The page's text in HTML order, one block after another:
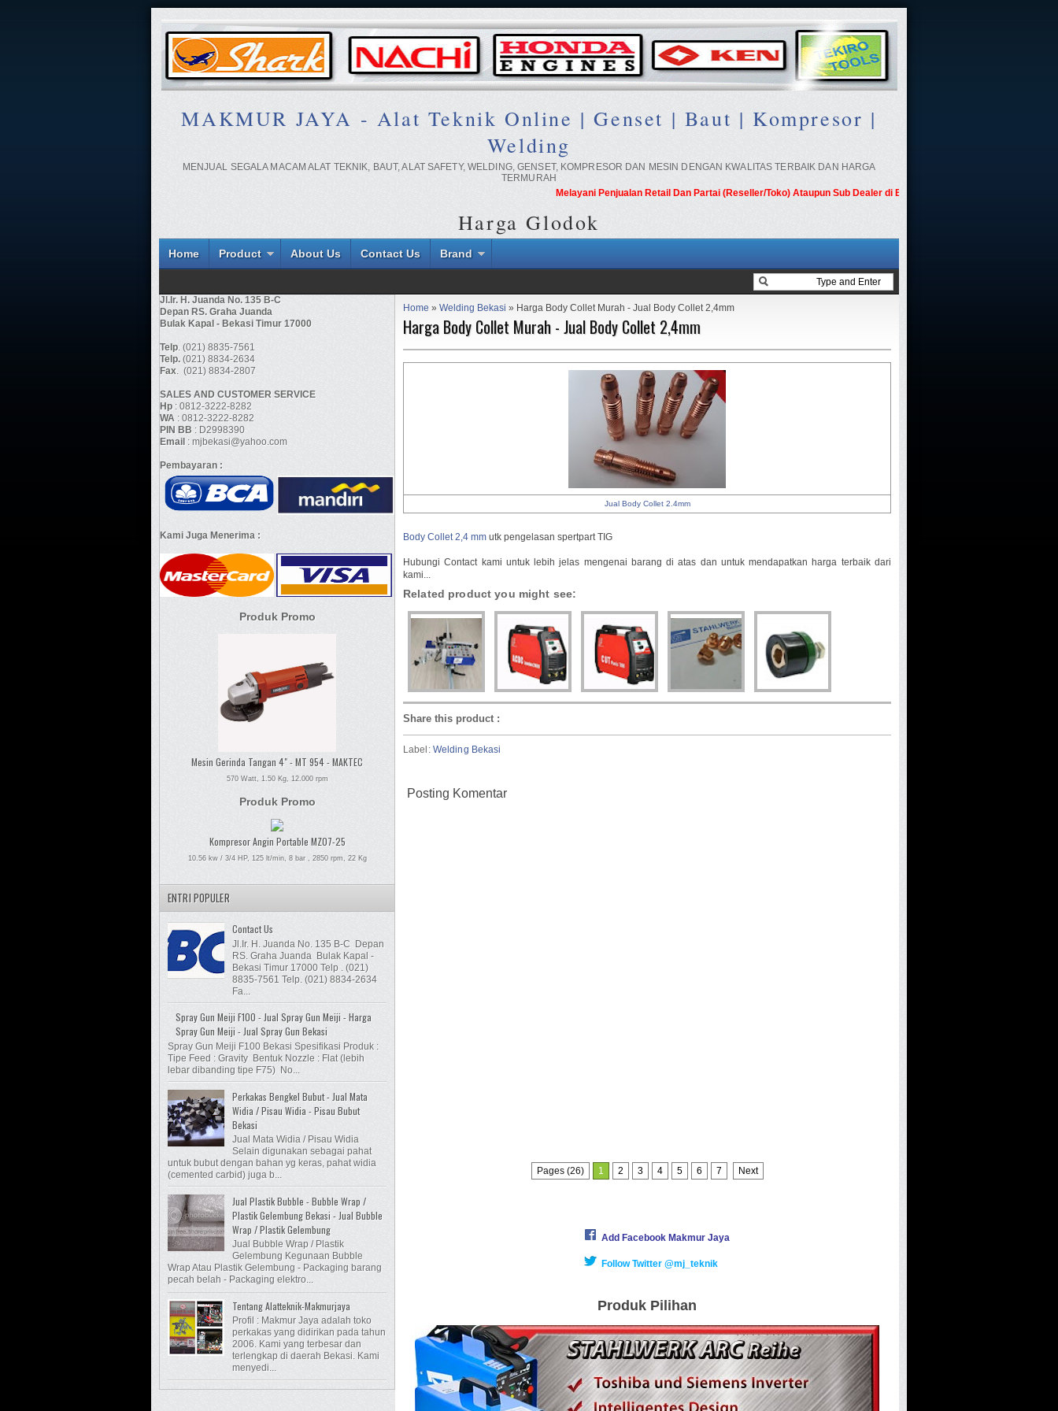
MAKMUR JAYA - Alat Teknik Online | Genset | Baut | Kompresor |
Welding
MENJUAL SEGALA MACAM ALAT TEKNIK, BAUT, ALAT SAFETY, WELDING, GENSET, KOMPRESOR DAN MESIN DENGAN KWALITAS TERBAIK DAN HARGA
TERMURAH
Melayani Penjualan Retail Dan Partai (Reseller/Toko) Ataupun Sub Dealer di Berbagai Kota
Harga Glodok
Home Product About Us Contact Us Brand
Home » Welding Bekasi » Harga Body Collet Murah - Jual Body Collet 2,4mm
Harga Body Collet Murah - Jual Body Collet 2,4mm
Jual Body Collet 2.4mm
Body Collet 2,4 mm utk pengelasan spertpart TIG
Hubungi Contact kami untuk lebih jelas mengenai barang di atas dan untuk mendapatkan harga terbaik dari
kami...
Related product you might see:
Share this product :
Label: Welding Bekasi
Posting Komentar
Pages (26) 1 2 3 4 5 6 7 Next
Add Facebook Makmur Jaya
Follow Twitter @mj_teknik
Produk Pilihan
Jl.Ir. H. Juanda No. 135 B-C
Depan RS. Graha Juanda
Bulak Kapal - Bekasi Timur 17000
Telp . (021) 8835-7561
Telp. (021) 8834-2634
Fax . (021) 8834-2807
SALES AND CUSTOMER SERVICE
Hp : 0812-3222-8282
WA : 0812-3222-8282
PIN BB : D2998390
Email : mjbekasi@yahoo.com
Pembayaran :
Kami Juga Menerima :
Produk Promo
Mesin Gerinda Tangan 4" - MT 954 - MAKTEC
570 Watt, 1.50 Kg, 12.000 rpm
Produk Promo
Kompresor Angin Portable MZ07-25
10.56 kw / 3/4 HP, 125 lt/min, 8 bar , 2850 rpm, 22 Kg
ENTRI POPULER
Contact Us
Jl.Ir. H. Juanda No. 135 B-C Depan
RS. Graha Juanda Bulak Kapal -
Bekasi Timur 17000 Telp . (021)
8835-7561 Telp. (021) 8834-2634
Fa...
Spray Gun Meiji F100 - Jual Spray Gun Meiji - Harga
Spray Gun Meiji - Jual Spray Gun Bekasi
Spray Gun Meiji F100 Bekasi Spesifikasi Produk :
Tipe Feed : Gravity Bentuk Nozzle : Flat (lebih
lebar dibanding tipe F75) No...
Perkakas Bengkel Bubut - Jual Mata
Widia / Pisau Widia - Pisau Bubut
Bekasi
Jual Mata Widia / Pisau Widia
Selain digunakan sebagai pahat
untuk bubut dengan bahan yg keras, pahat widia
(cemented carbid) juga b...
Jual Plastik Bubble - Bubble Wrap /
Plastik Gelembung Bekasi - Jual Bubble
Wrap / Plastik Gelembung
Jual Bubble Wrap / Plastik
Gelembung Kegunaan Bubble
Wrap Atau Plastik Gelembung - Packaging barang
pecah belah - Packaging elektro...
Tentang Alatteknik-Makmurjaya
Profil : Makmur Jaya adalah toko
perkakas yang didirikan pada tahun
2006. Kami yang terbesar dan
terlengkap di daerah Bekasi. Kami
menyedi...